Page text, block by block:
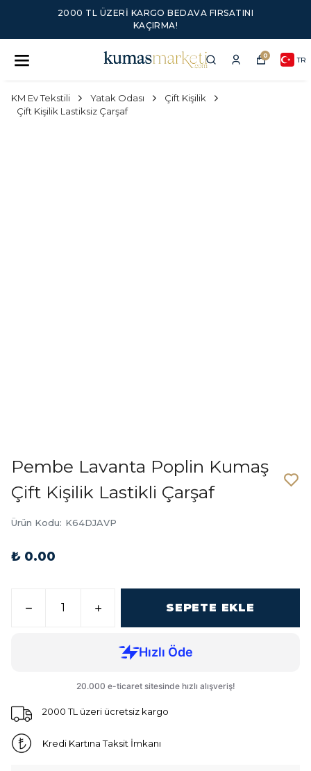
2000 TL ÜZERI KARGO BEDAVA FIRSATINI
KAÇIRMA!
0 TR
KM Ev Tekstili Yatak Odası
Çift Kişilik
Çift Kişilik Lastiksiz Çarşaf
Pembe Lavanta Poplin Kumaş
Çift Kişilik Lastikli Çarşaf
Ürün Kodu: K64DJAVP
₺ 0.00
SEPETE EKLE
2000 TL üzeri ücretsiz kargo
Kredi Kartına Taksit İmkanı